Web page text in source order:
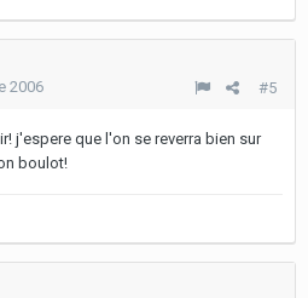
#5
2006
j'espere que l'on se reverra bien sur
boulot!